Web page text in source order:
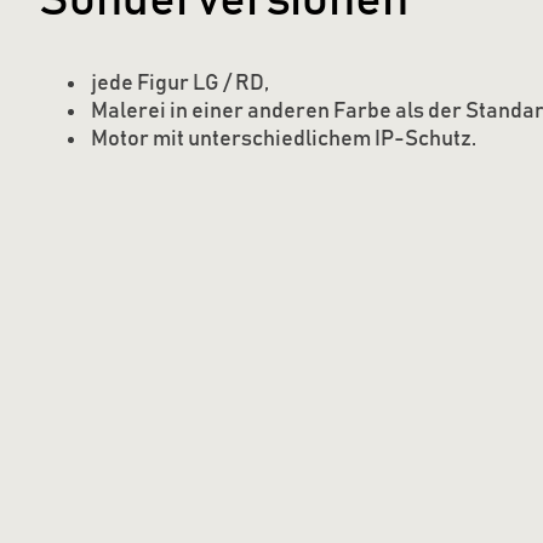
jede Figur LG / RD,
Malerei in einer anderen Farbe als der
Motor mit unterschiedlichem IP-Schutz.